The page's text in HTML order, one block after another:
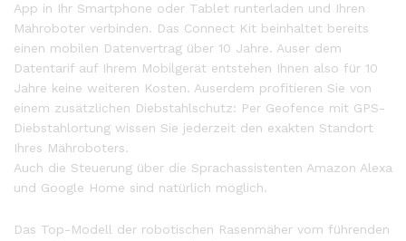
App in Ihr Smartphone oder Tablet runterladen und Ihren
Mähroboter verbinden. Das Connect Kit beinhaltet bereits
einen mobilen Datenvertrag über 10 Jahre. Auser dem
Datentarif auf Ihrem Mobilgerät entstehen Ihnen also für 10
Jahre keine weiteren Kosten. Auserdem profitieren Sie von
einem zusätzlichen Diebstahlschutz: Per Geofence mit GPS-
Diebstahlortung wissen Sie jederzeit den exakten Standort
Ihres Mähroboters.
Auch die Steuerung über die Sprachassistenten Amazon Alexa
und Google Home sind natürlich möglich.
Das Top-Modell der robotischen Rasenmäher vom führenden